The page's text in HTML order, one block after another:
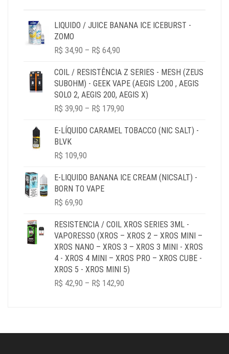
LIQUIDO / JUICE BANANA ICE ICEBURST -
ZOMO
R$ 34,90 – R$ 64,90
R$ 34,90
THROUGH
R$ 64,90
COIL / RESISTÊNCIA Z SERIES - MESH (ZEUS
SUBOHM) - GEEK VAPE (AEGIS L200 , AEGIS
SOLO 2, AEGIS 200, AEGIS X)
R$ 39,90 – R$ 179,90
R$ 39,90
E-LÍQUIDO CARAMEL TOBACCO (NIC SALT) -
BLVK
R$ 109,90
E-LIQUIDO BANANA ICE CREAM (NICSALT) -
BORN TO VAPE
R$ 69,90
RESISTENCIA / COIL XROS SERIES 3ML -
VAPORESSO (XROS – XROS 2 – XROS MINI –
XROS NANO – XROS 3 – XROS 3 MINI - XROS
4 - XROS 4 MINI – XROS PRO – XROS CUBE -
XROS 5 - XROS MINI 5)
R$ 42,90 – R$ 142,90